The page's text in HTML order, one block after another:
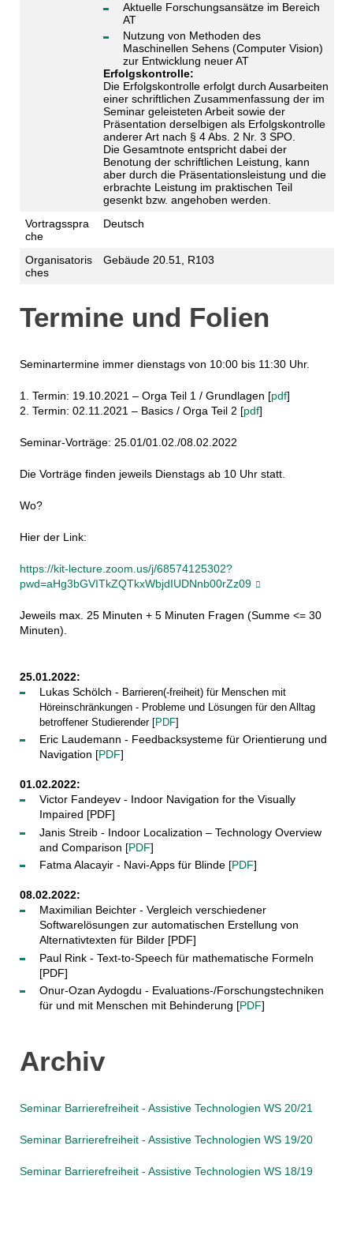
Aktuelle Forschungsansätze im Bereich
AT
Nutzung von Methoden des
Maschinellen Sehens (Computer Vision)
zur Entwicklung neuer AT
Erfolgskontrolle:
Die Erfolgskontrolle erfolgt durch Ausarbeiten
einer schriftlichen Zusammenfassung der im
Seminar geleisteten Arbeit sowie der
Präsentation derselbigen als Erfolgskontrolle
anderer Art nach § 4 Abs. 2 Nr. 3 SPO.
Die Gesamtnote entspricht dabei der
Benotung der schriftlichen Leistung, kann
aber durch die Präsentationsleistung und die
erbrachte Leistung im praktischen Teil
gesenkt bzw. angehoben werden.
Vortragsspra
che
Deutsch
Organisatoris
ches
Gebäude 20.51, R103
Termine und Folien
Seminartermine immer dienstags von 10:00 bis 11:30 Uhr.
1. Termin: 19.10.2021 – Orga Teil 1 / Grundlagen [pdf]
2. Termin: 02.11.2021 – Basics / Orga Teil 2 [pdf]
Seminar-Vorträge: 25.01/01.02./08.02.2022
Die Vorträge finden jeweils Dienstags ab 10 Uhr statt.
Wo?
Hier der Link:
https://kit-lecture.zoom.us/j/68574125302?
pwd=aHg3bGVITkZQTkxWbjdIUDNnb00rZz09
Jeweils max. 25 Minuten + 5 Minuten Fragen (Summe <= 30
Minuten).
25.01.2022:
Lukas Schölch - Barrieren(-freiheit) für Menschen mit
Höreinschränkungen - Probleme und Lösungen für den Alltag
betroffener Studierender [PDF]
Eric Laudemann - Feedbacksysteme für Orientierung und
Navigation [PDF]
01.02.2022:
Victor Fandeyev - Indoor Navigation for the Visually
Impaired [PDF]
Janis Streib - Indoor Localization – Technology Overview
and Comparison [PDF]
Fatma Alacayir - Navi-Apps für Blinde [PDF]
08.02.2022:
Maximilian Beichter - Vergleich verschiedener
Softwarelösungen zur automatischen Erstellung von
Alternativtexten für Bilder [PDF]
Paul Rink - Text-to-Speech für mathematische Formeln
[PDF]
Onur-Ozan Aydogdu - Evaluations-/Forschungstechniken
für und mit Menschen mit Behinderung [PDF]
Archiv
Seminar Barrierefreiheit - Assistive Technologien WS 20/21
Seminar Barrierefreiheit - Assistive Technologien WS 19/20
Seminar Barrierefreiheit - Assistive Technologien WS 18/19